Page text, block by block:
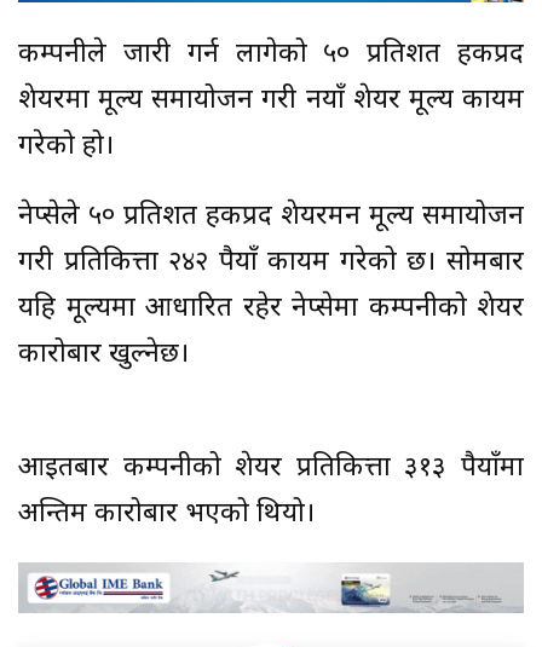
कम्पनीले जारी गर्न लागेको ५० प्रतिशत हकप्रद
शेयरमा मूल्य समायोजन गरी नयाँ शेयर मूल्य कायम
गरेको हो।
नेप्सेले ५० प्रतिशत हकप्रद शेयरमन मूल्य समायोजन
गरी प्रतिकित्ता २४२ रुपैयाँ कायम गरेको छ। सोमबार
यहि मूल्यमा आधारित रहेर नेप्सेमा कम्पनीको शेयर
कारोबार खुल्नेछ।
आइतबार कम्पनीको शेयर प्रतिकित्ता ३१३ रुपैयाँमा
अन्तिम कारोबार भएको थियो।